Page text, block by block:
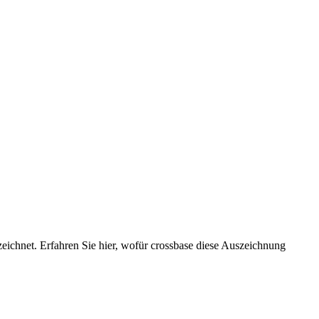
Erfahren Sie hier, wofür crossbase diese Auszeichnung